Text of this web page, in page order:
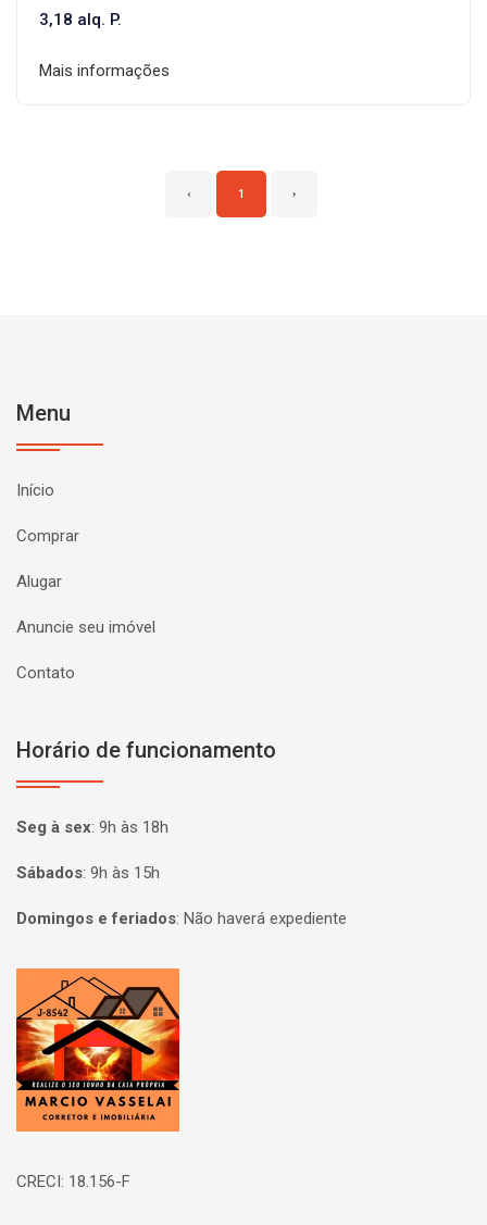
3,18 alq. P.
Mais informações
‹ 1 ›
Menu
Início
Comprar
Alugar
Anuncie seu imóvel
Contato
Horário de funcionamento
Seg à sex: 9h às 18h
Sábados: 9h às 15h
Domingos e feriados: Não haverá expediente
Página inicial
CRECI: 18.156-F